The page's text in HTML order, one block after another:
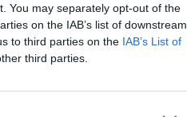
You may separately opt-out of the
on the IAB’s list of downstream
to third parties on the IAB’s List of
third parties. σας